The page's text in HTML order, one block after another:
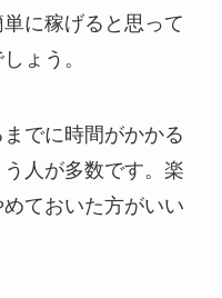
に稼げると思って
ょう。
でに時間がかかる
人が多数です。楽
ておいた方がいい